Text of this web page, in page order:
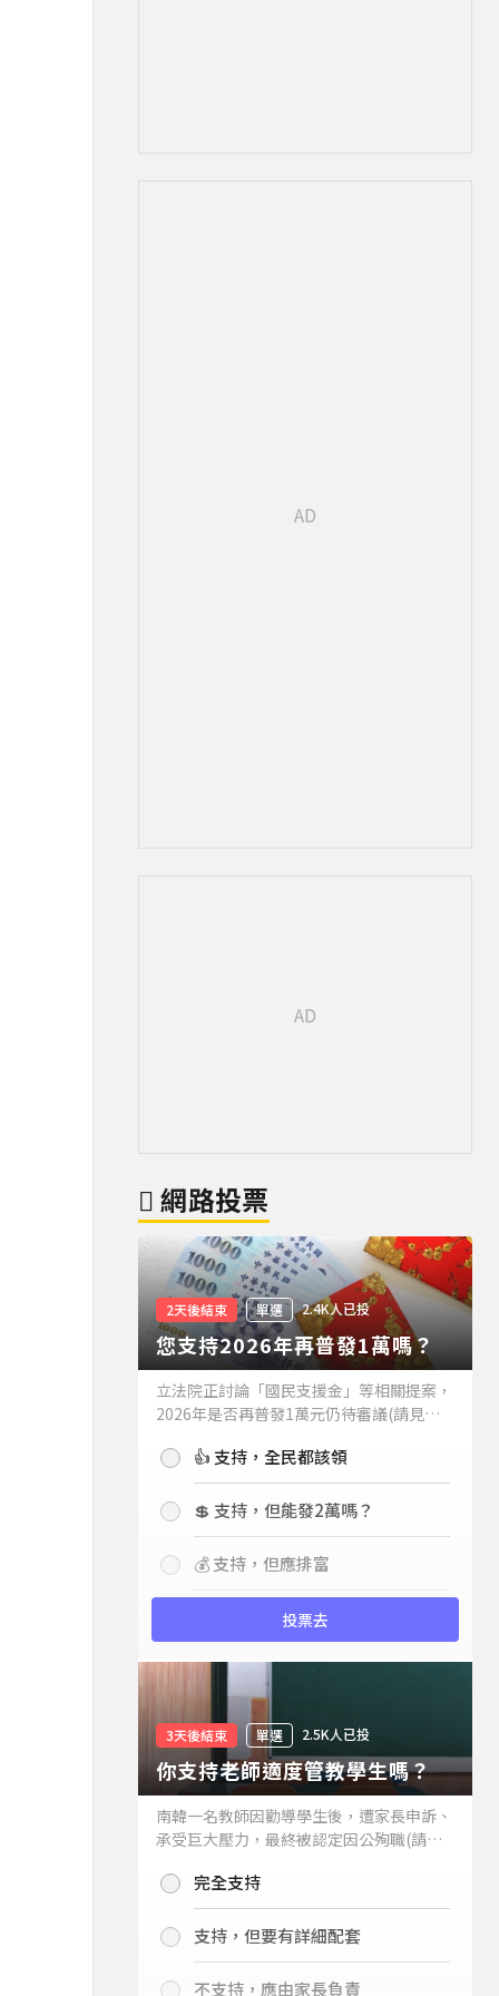
網路投票
2天後結束 單選 2.4K人已投
您支持2026年再普發1萬嗎？
立法院正討論「國民支援金」等相關提案，
2026年是否再普發1萬元仍待審議(請見下
持嗎？👍 支持，全民都該領
💲 支持，但能發2萬嗎？
💰 支持，但應排富
投票去
3天後結束 單選 2.5K人已投
你支持老師適度管教學生嗎？
南韓一名教師因勸導學生後，遭家長申訴、
承受巨大壓力，最終被認定因公殉職(請見
你支持老師適度管教學生嗎？
完全支持
支持，但要有詳細配套
不支持，應由家長負責